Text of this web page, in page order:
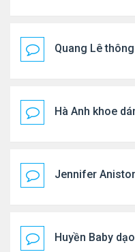
Quang Lê thông
Hà Anh khoe
Jennifer
Huyền Baby dạo